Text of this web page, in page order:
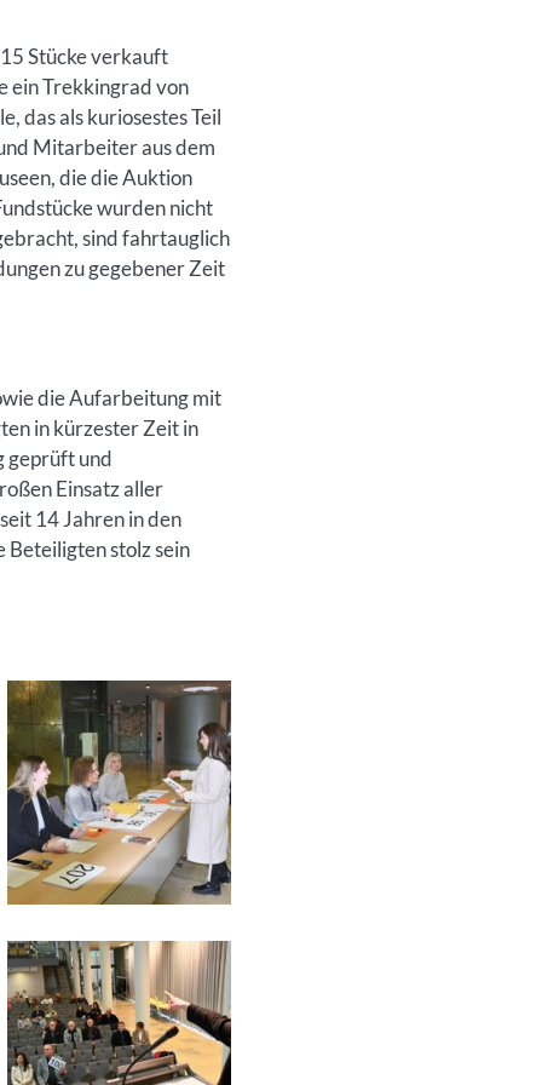
Stücke verkauft
ein Trekkingrad von
das als kuriosestes Teil
Mitarbeiter aus dem
die die Auktion
wurden nicht
sind fahrtauglich
zu gegebener Zeit
die Aufarbeitung mit
in kürzester Zeit in
geprüft und
Einsatz aller
14 Jahren in den
Beteiligten stolz sein